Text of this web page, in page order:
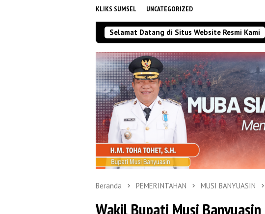
KLIKS SUMSEL UNCATEGORIZED
Selamat Datang di Situs Website Resmi Kami
Beranda PEMERINTAHAN MUSI BANYUASIN
Wakil Bupati Musi